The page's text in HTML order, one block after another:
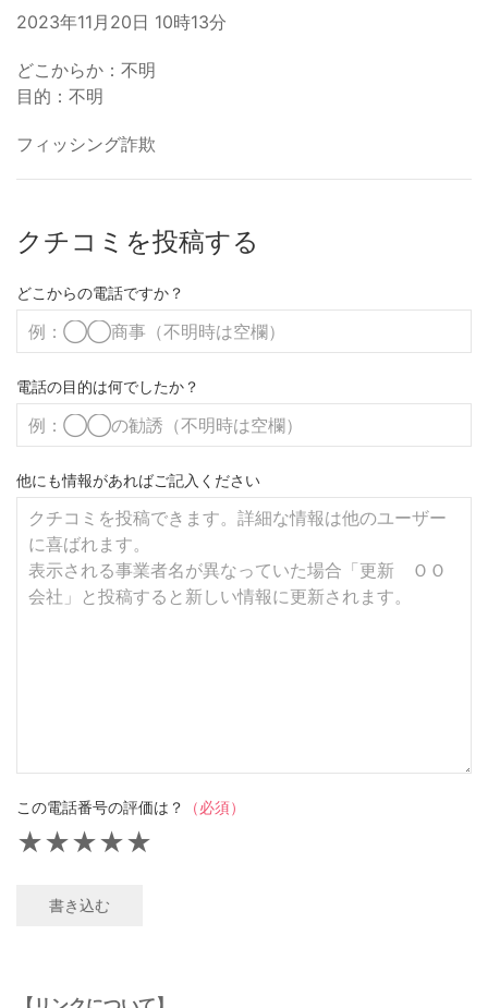
2023年11月20日 10時13分
どこからか：不明
目的：不明
フィッシング詐欺
クチコミを投稿する
どこからの電話ですか？
電話の目的は何でしたか？
他にも情報があればご記入ください
この電話番号の評価は？ （必須）
★
★
★
★
★
書き込む